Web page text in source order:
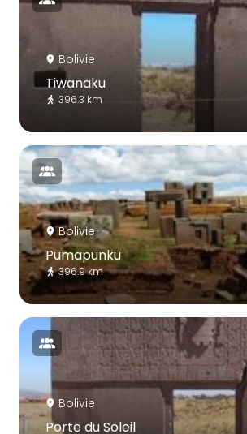
Bolivie
Tiwanaku
396.3 km
Bolivie
Pumapunku
396.9 km
Bolivie
Porte du Soleil